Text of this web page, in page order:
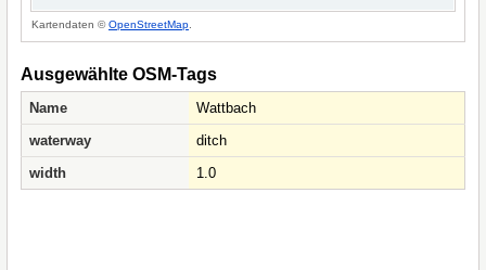
Kartendaten ©OpenStreetMap
Ausgewählte OSM-Tags
Name
Wattbach
waterway
ditch
width
1.0